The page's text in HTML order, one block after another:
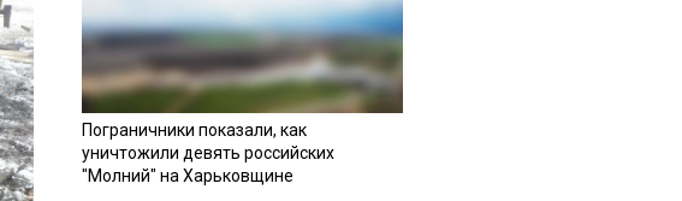
Пограничники показали, как
уничтожили девять российских
"Молний" на Харьковщине